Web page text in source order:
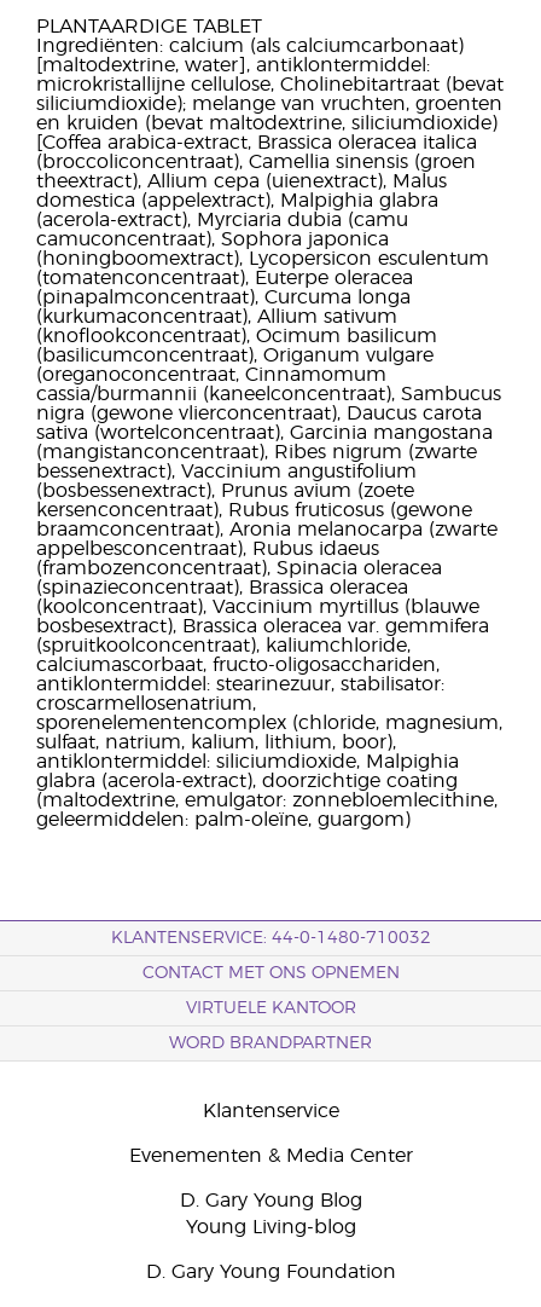
PLANTAARDIGE TABLET
Ingrediënten: calcium (als calciumcarbonaat)
[maltodextrine, water], antiklontermiddel:
microkristallijne cellulose, Cholinebitartraat (bevat
siliciumdioxide); melange van vruchten, groenten
en kruiden (bevat maltodextrine, siliciumdioxide)
[Coffea arabica-extract, Brassica oleracea italica
(broccoliconcentraat), Camellia sinensis (groen
theextract), Allium cepa (uienextract), Malus
domestica (appelextract), Malpighia glabra
(acerola-extract), Myrciaria dubia (camu
camuconcentraat), Sophora japonica
(honingboomextract), Lycopersicon esculentum
(tomatenconcentraat), Euterpe oleracea
(pinapalmconcentraat), Curcuma longa
(kurkumaconcentraat), Allium sativum
(knoflookconcentraat), Ocimum basilicum
(basilicumconcentraat), Origanum vulgare
(oreganoconcentraat, Cinnamomum
cassia/burmannii (kaneelconcentraat), Sambucus
nigra (gewone vlierconcentraat), Daucus carota
sativa (wortelconcentraat), Garcinia mangostana
(mangistanconcentraat), Ribes nigrum (zwarte
bessenextract), Vaccinium angustifolium
(bosbessenextract), Prunus avium (zoete
kersenconcentraat), Rubus fruticosus (gewone
braamconcentraat), Aronia melanocarpa (zwarte
appelbesconcentraat), Rubus idaeus
(frambozenconcentraat), Spinacia oleracea
(spinazieconcentraat), Brassica oleracea
(koolconcentraat), Vaccinium myrtillus (blauwe
bosbesextract), Brassica oleracea var. gemmifera
(spruitkoolconcentraat), kaliumchloride,
calciumascorbaat, fructo-oligosacchariden,
antiklontermiddel: stearinezuur, stabilisator:
croscarmellosenatrium,
sporenelementencomplex (chloride, magnesium,
sulfaat, natrium, kalium, lithium, boor),
antiklontermiddel: siliciumdioxide, Malpighia
glabra (acerola-extract), doorzichtige coating
(maltodextrine, emulgator: zonnebloemlecithine,
geleermiddelen: palm-oleïne, guargom)
KLANTENSERVICE: 44-0-1480-710032
CONTACT MET ONS OPNEMEN
VIRTUELE KANTOOR
WORD BRANDPARTNER
Klantenservice
Evenementen & Media Center
D. Gary Young Blog
Young Living-blog
D. Gary Young Foundation